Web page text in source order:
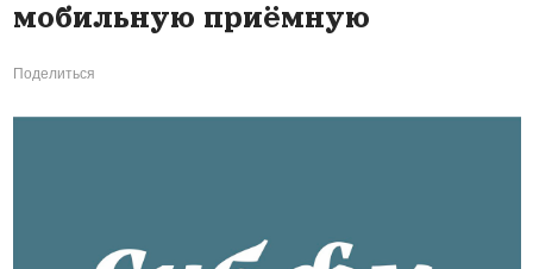
мобильную приёмную
Поделиться